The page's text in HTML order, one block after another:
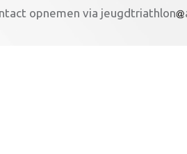
opnemen via jeugdtriathlon